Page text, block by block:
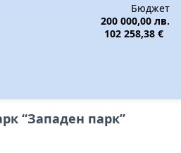
Бюджет
200 000,00 лв.
102 258,38 €
“Западен парк”